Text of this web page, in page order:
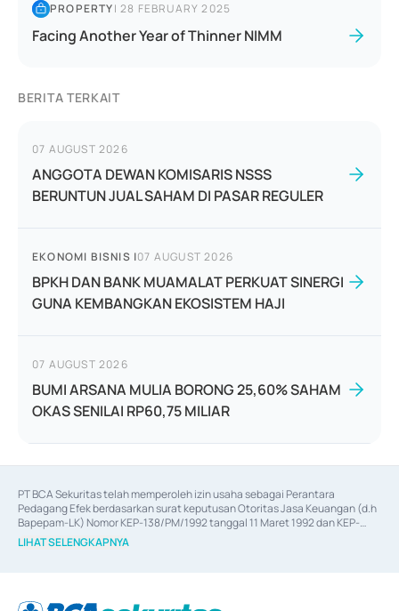
PROPERTY|28 FEBRUARY 2025
Facing Another Year of Thinner NIMM
BERITA TERKAIT
07 AUGUST 2026
ANGGOTA DEWAN KOMISARIS NSSS
BERUNTUN JUAL SAHAM DI PASAR REGULER
EKONOMI BISNIS |07 AUGUST 2026
BPKH DAN BANK MUAMALAT PERKUAT SINERGI
GUNA KEMBANGKAN EKOSISTEM HAJI
07 AUGUST 2026
BUMI ARSANA MULIA BORONG 25,60% SAHAM
OKAS SENILAI RP60,75 MILIAR
PT BCA Sekuritas telah memperoleh izin usaha sebagai Perantara
Pedagang Efek berdasarkan surat keputusan Otoritas Jasa Keuangan (d.h
Bapepam-LK) Nomor KEP-138/PM/1992 tanggal 11 Maret 1992 dan KEP-
06/D.04/2014 tanggal 28 Februari 2014, izin usaha sebagai Penjamin Emisi
Efek berdasarkan surat keputusan Otoritas Jasa Keuangan Nomor KEP-
berdasarkan surat keputusan Otoritas Jasa Keuangan Nomor S-
LIHAT SELENGKAPNYA